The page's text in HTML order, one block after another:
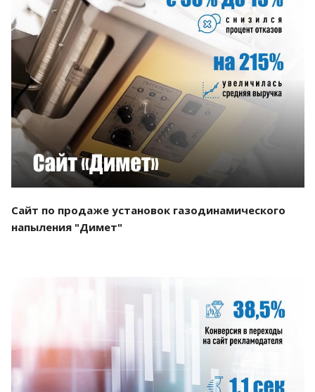
Смотреть проект
Сайт по продаже установок газодинамического
напыления "Димет"